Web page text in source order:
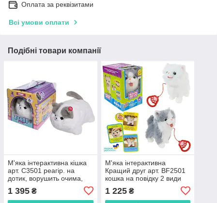
Оплата за реквізитами
Всі умови оплати
Подібні товари компанії
М'яка інтерактивна кішка
арт. C3501 реагір. на
дотик, ворушить очима,
повторення голосу , сірий
1 395 ₴
М'яка інтерактивна
Кращий друг арт. BF2501
кошка на повідку 2 види
УКР мова, повтор голосу,
короб.18*25*27 см, білий
1 225₴